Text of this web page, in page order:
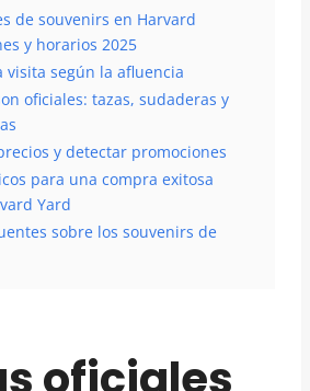
de souvenirs en Harvard
y horarios 2025
visita según la afluencia
oficiales: tazas, sudaderas y
y detectar promociones
para una compra exitosa
Yard
sobre los souvenirs de